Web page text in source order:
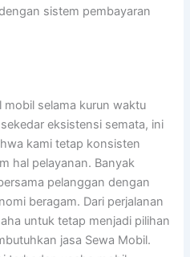
sistem pembayaran
mobil selama kurun waktu
eksistensi semata, ini
kami tetap konsisten
hal pelayanan. Banyak
pelanggan dengan
beragam. Dari perjalanan
untuk tetap menjadi pilihan
jasa Sewa Mobil.